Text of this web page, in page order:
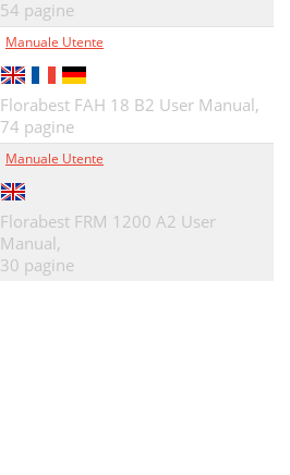
54 pagine
Manuale Utente
Florabest FAH 18 B2 User Manual,
74 pagine
Manuale Utente
Florabest FRM 1200 A2 User
Manual,
30 pagine